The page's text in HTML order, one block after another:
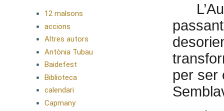
per ser
12 malsons
accions
Altres autors
Antònia Tubau
Baidefest
Biblioteca
calendari
Capmany